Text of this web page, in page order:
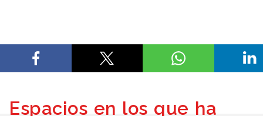
Espacios en los que ha